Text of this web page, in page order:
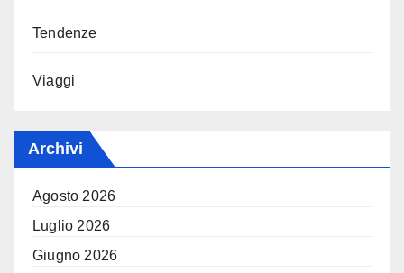
Tendenze
Viaggi
Archivi
Agosto 2026
Luglio 2026
Giugno 2026